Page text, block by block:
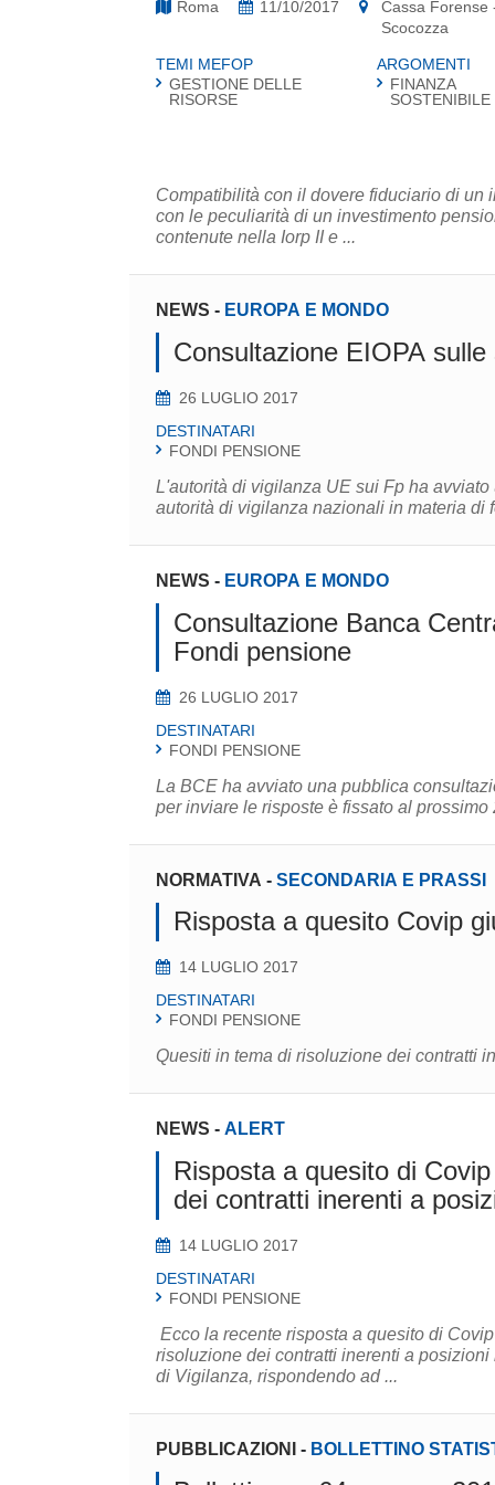
Roma 11/10/2017
Cassa Forense
Scocozza
TEMI MEFOP
GESTIONE DELLE
RISORSE
ARGOMENTI
FINANZA
SOSTENIBILE
Compatibilità con il dovere fiduciario di un
con le peculiarità di un investimento
contenute nella Iorp II e ...
NEWS - EUROPA E MONDO
Consultazione EIOPA
26 LUGLIO 2017
DESTINATARI
FONDI PENSIONE
L'autorità di vigilanza UE sui Fp ha
NEWS - EUROPA E MONDO
Consultazione Banca
Fondi pensione
26 LUGLIO 2017
DESTINATARI
FONDI PENSIONE
La BCE ha avviato una pubblica
NORMATIVA - SECONDARIA E PRASSI
Risposta a quesito Covip
14 LUGLIO 2017
DESTINATARI
FONDI PENSIONE
Quesiti in tema di risoluzione dei contratti
NEWS - ALERT
Risposta a quesito di
dei contratti inerenti a
14 LUGLIO 2017
DESTINATARI
FONDI PENSIONE
Ecco la recente risposta a quesito di
risoluzione dei contratti inerenti a posizioni nulle o
di Vigilanza, rispondendo ad ...
PUBBLICAZIONI - BOLLETTINO